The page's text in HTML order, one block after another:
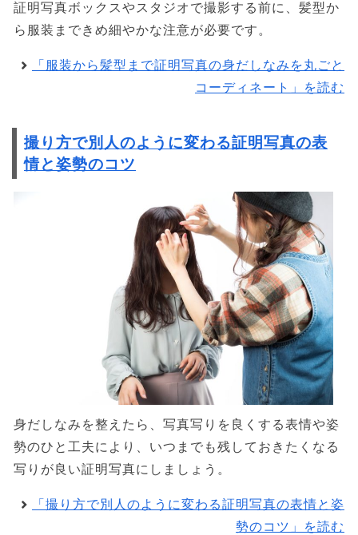
証明写真ボックスやスタジオで撮影する前に、髪型か
ら服装まできめ細やかな注意が必要です。
「服装から髪型まで証明写真の身だしなみを丸ごと
コーディネート」を読む
撮り方で別人のように変わる証明写真の表
情と姿勢のコツ
身だしなみを整えたら、写真写りを良くする表情や姿
勢のひと工夫により、いつまでも残しておきたくなる
写りが良い証明写真にしましょう。
「撮り方で別人のように変わる証明写真の表情と姿
勢のコツ」を読む